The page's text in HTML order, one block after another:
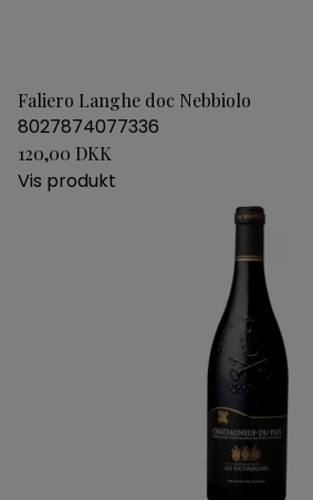
Faliero Langhe doc Nebbiolo
8027874077336
120,00 DKK
Vis produkt